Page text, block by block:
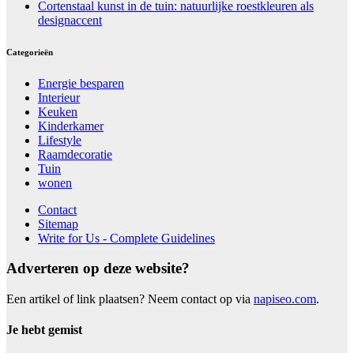
Cortenstaal kunst in de tuin: natuurlijke roestkleuren als
designaccent
Categorieën
Energie besparen
Interieur
Keuken
Kinderkamer
Lifestyle
Raamdecoratie
Tuin
wonen
Contact
Sitemap
Write for Us - Complete Guidelines
Adverteren op deze website?
Een artikel of link plaatsen? Neem contact op via napiseo.com.
Je hebt gemist